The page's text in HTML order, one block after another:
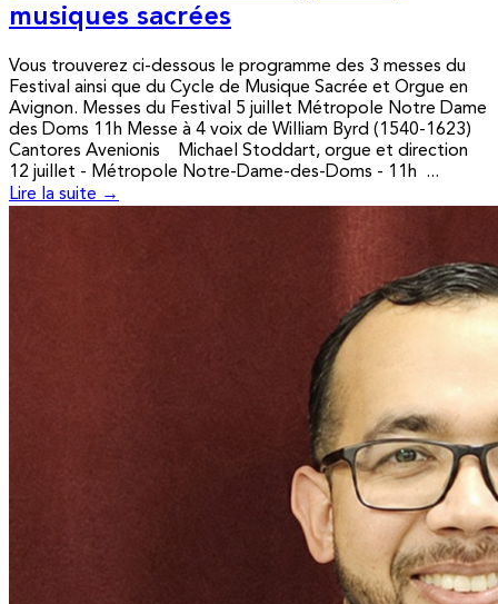
musiques sacrées
Vous trouverez ci-dessous le programme des 3 messes du
Festival ainsi que du Cycle de Musique Sacrée et Orgue en
Avignon. Messes du Festival 5 juillet Métropole Notre Dame
des Doms 11h Messe à 4 voix de William Byrd (1540-1623)
Cantores Avenionis Michael Stoddart, orgue et direction
12 juillet - Métropole Notre-Dame-des-Doms - 11h ...
Lire la suite →